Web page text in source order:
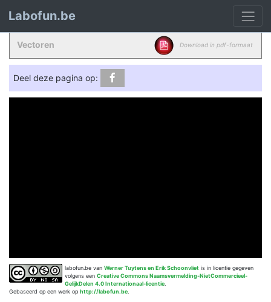
Labofun.be
Vectoren Download in pdf-formaat
Deel deze pagina op:
labofun.be van Werner Tuytens en Erik Schoonvliet is in licentie gegeven
volgens een Creative Commons Naamsvermelding-NietCommercieel-
GelijkDelen 4.0 Internationaal-licentie
Gebaseerd op een werk op http://labofun.be